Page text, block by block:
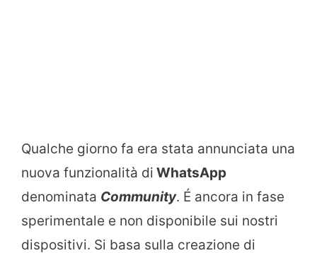
Qualche giorno fa era stata annunciata una
nuova funzionalità di WhatsApp
denominata Community. É ancora in fase
sperimentale e non disponibile sui nostri
dispositivi. Si basa sulla creazione di